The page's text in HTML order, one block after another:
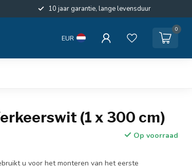
10 jaar garantie, lange levensduur
EUR
0
(1 x 300 cm)
Op voorraad
u voor het monteren van het eerste